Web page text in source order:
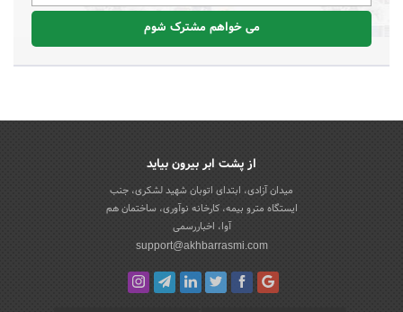
می خواهم مشترک شوم
از پشت ابر بیرون بیاید
میدان آزادی، ابتدای اتوبان شهید لشکری، جنب
ایستگاه مترو بیمه، کارخانه نوآوری، ساختمان هم
آوا، اخباررسمی
support@akhbarrasmi.com